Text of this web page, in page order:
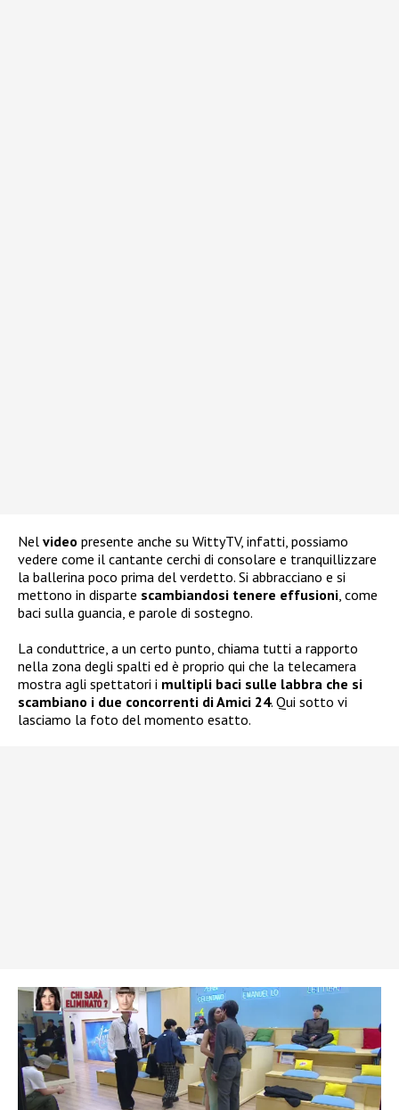
Nel video presente anche su WittyTV, infatti, possiamo
vedere come il cantante cerchi di consolare e tranquillizzare
la ballerina poco prima del verdetto. Si abbracciano e si
mettono in disparte scambiandosi tenere effusioni, come
baci sulla guancia, e parole di sostegno.
La conduttrice, a un certo punto, chiama tutti a rapporto
nella zona degli spalti ed è proprio qui che la telecamera
mostra agli spettatori i multipli baci sulle labbra che si
scambiano i due concorrenti di Amici 24. Qui sotto vi
lasciamo la foto del momento esatto.